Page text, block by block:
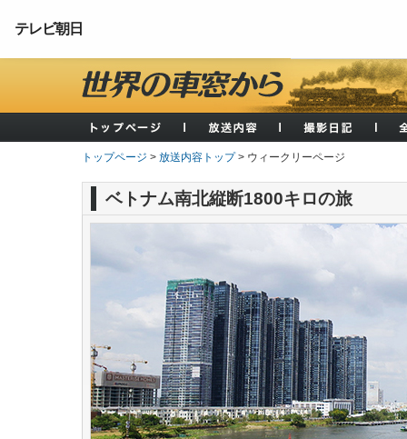
テレビ朝日
トップページ > 放送内容トップ> ウィークリーページ
ベトナム南北縦断1800キロの旅